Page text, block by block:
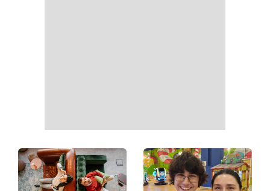
День ангела 9 серпня:
Пантелеймон, Микола та
Сава серед іменинників -
Найпопулярніший салат
літа: готуємо «Зелену
Богиню»